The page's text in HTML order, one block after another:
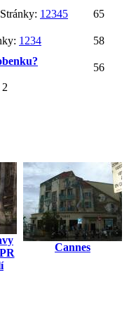
1 2345 65
1 234 58
56
Cannes